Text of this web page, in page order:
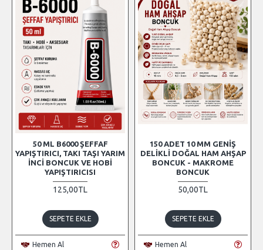
50 ML B6000 ŞEFFAF
YAPIŞTIRICI, TAKI TAŞI YARIM
İNCI BONCUK VE HOBI
YAPIŞTIRICISI
125,00TL
SEPETE EKLE
Hemen Al
150 ADET 10 MM GENIŞ
DELIKLI DOĞAL HAM AHŞAP
BONCUK - MAKROME
BONCUK
50,00TL
SEPETE EKLE
Hemen Al